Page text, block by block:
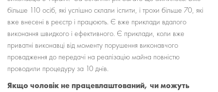
більше 110 осіб, які успішно склали іспити, і трохи більше 70, які
вже внесені в реєстр і працюють. Є вже приклади вдалого
виконання швидкого і ефективного. Є приклади, коли вже
приватні виконавці від моменту порушення виконавчого
провадження до передачі на реалізацію майна повністю
проводили процедуру за 10 днів.
Якщо чоловік не працевлаштований, чи можуть